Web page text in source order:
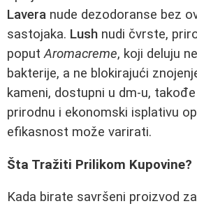
Lavera nude dezodoranse bez
sastojaka. Lush nudi čvrste,
poputAromacreme, koji deluju
bakterije, a ne blokirajući
kameni, dostupni u dm-u,
prirodnu i ekonomski isplativu
efikasnost može varirati.
Šta Tražiti Prilikom Kupovine?
Kada birate savršeni proizvod